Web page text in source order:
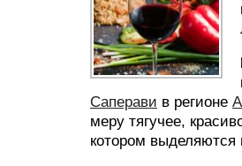
Саперави в регионе
меру тягучее,
котором выделяются